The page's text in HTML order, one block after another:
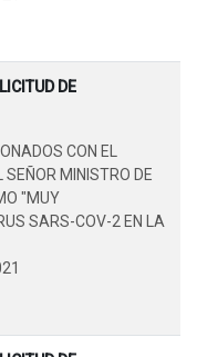
DE
CON EL
SEÑOR MINISTRO DE
"MUY
SARS-COV-2 EN LA